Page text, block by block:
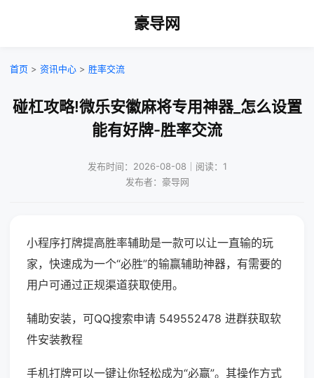
豪导网
首页 > 资讯中心 > 胜率交流
碰杠攻略!微乐安徽麻将专用神器_怎么设置
能有好牌-胜率交流
发布时间：2026-08-08｜阅读：1
发布者：豪导网
小程序打牌提高胜率辅助是一款可以让一直输的玩
家，快速成为一个“必胜”的输赢辅助神器，有需要的
用户可通过正规渠道获取使用。
辅助安装，可QQ搜索申请 549552478 进群获取软
件安装教程
手机打牌可以一键让你轻松成为“必赢”。其操作方式